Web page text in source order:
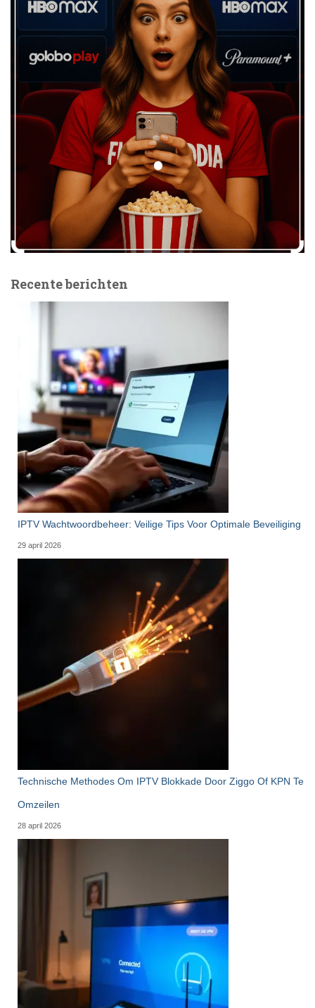
Recente berichten
IPTV Wachtwoordbeheer: Veilige Tips Voor Optimale Beveiliging
29 april 2026
Technische Methodes Om IPTV Blokkade Door Ziggo Of KPN Te
Omzeilen
28 april 2026